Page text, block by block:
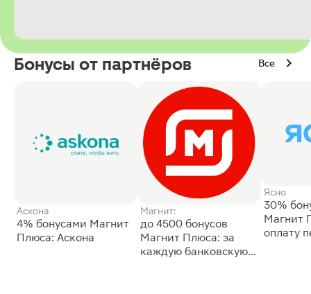
Бонусы от партнёров Все
Аскона
4% бонусами Магнит
Плюса: Аскона
Магнит:
до 4500 бонусов
Магнит Плюса: за
каждую банковскую
Ясно
30%
Магнит
оплату